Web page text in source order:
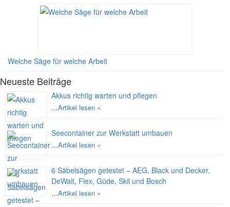
Welche Säge für welche Arbeit
Neueste Beiträge
Akkus richtig warten und pflegen
…Artikel lesen »
Seecontainer zur Werkstatt umbauen
…Artikel lesen »
6 Säbelsägen getestet – AEG, Black und Decker,
DeWalt, Flex, Güde, Skil und Bosch
…Artikel lesen »